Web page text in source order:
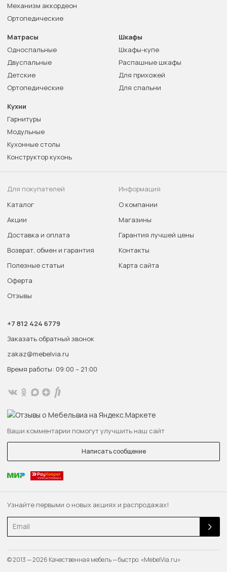
Узнайте первыми о новых акциях и распродажах!
Механизм аккордеон
Ортопедические
Матрасы
Односпальные
Двуспальные
Детские
Ортопедические
Шкафы
Шкафы-купе
Распашные шкафы
Для прихожей
Для спальни
Кухни
Гарнитуры
Модульные
Кухонные столы
Конструктор кухонь
Для покупателей
Каталог
Акции
Доставка и оплата
Возврат, обмен и гарантия
Полезные статьи
Оферта
Отзывы
Информация
О компании
Магазины
Гарантия лучшей цены
Контакты
Карта сайта
+7 812 424 6779
Заказать обратный звонок
zakaz@mebelvia.ru
Время работы: 09:00 – 21:00
Ваши комментарии помогут улучшить наш сайт
Написать сообщение
© 2013 — 2026 Качественная мебель — быстро. «MebelVia.ru»